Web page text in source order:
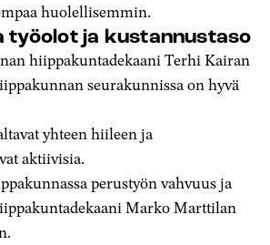
huolellisemmin.
työolot ja kustannustaso
hiippakuntadekaani Terhi Kairan
seurakunnissa on hyvä
yhteen hiileen ja
aktiivisia.
perustyön vahvuus ja
Marko Marttilan